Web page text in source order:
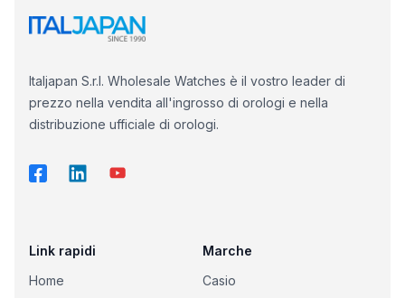
Italjapan S.r.l. Wholesale Watches è il vostro leader di
prezzo nella vendita all'ingrosso di orologi e nella
distribuzione ufficiale di orologi.
Link rapidi
Home
Marche
Casio